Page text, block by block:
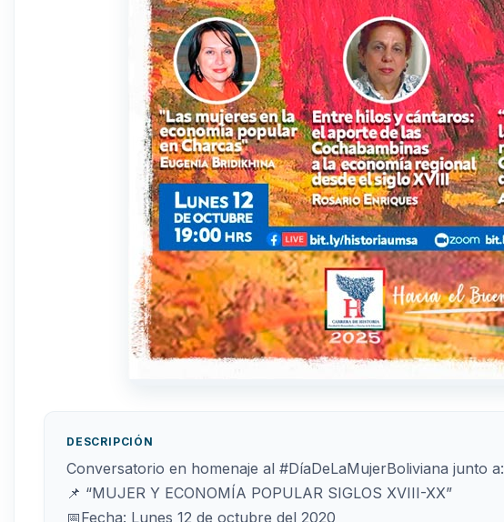
DESCRIPCIÓN
Conversatorio en homenaje al #DíaDeLaMujerBoliviana junto a:
📌 “MUJER Y ECONOMÍA POPULAR SIGLOS XVIII-XX”
📅Fecha: Lunes 12 de octubre del 2020